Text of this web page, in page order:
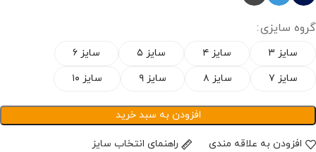
گروه سایزی
سایز ۳ سایز ۴ سایز ۵
سایز ۶
سایز ۷
سایز ۸ سایز ۹ سایز ۱۰
افزودن به سبد خرید
افزودن به علاقه مندی راهنمای انتخاب سایز